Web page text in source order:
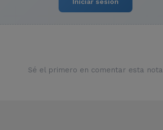
Sé el primero en comentar esta nota